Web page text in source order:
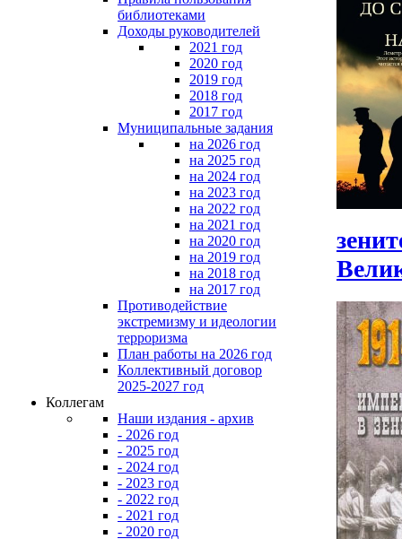
библиотеками
Доходы руководителей
2021 год
2020 год
2019 год
2018 год
2017 год
Муниципальные задания
на 2026 год
на 2025 год
на 2024 год
на 2023 год
на 2022 год
на 2021 год
на 2020 год
на 2019 год
на 2018 год
на 2017 год
Противодействие
экстремизму и идеологии
терроризма
План работы на 2026 год
Коллективный договор
2025-2027 год
Коллегам
Наши издания - архив
- 2026 год
- 2025 год
- 2024 год
- 2023 год
- 2022 год
- 2021 год
- 2020 год